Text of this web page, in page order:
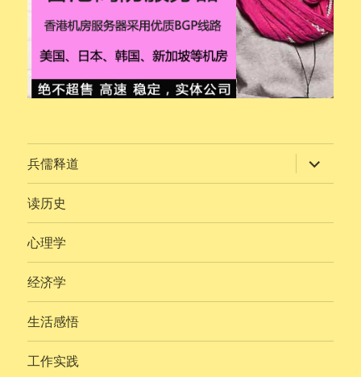
兵儒释道 展
开
子
读历史
心理学
经济学
生活感悟
工作实践